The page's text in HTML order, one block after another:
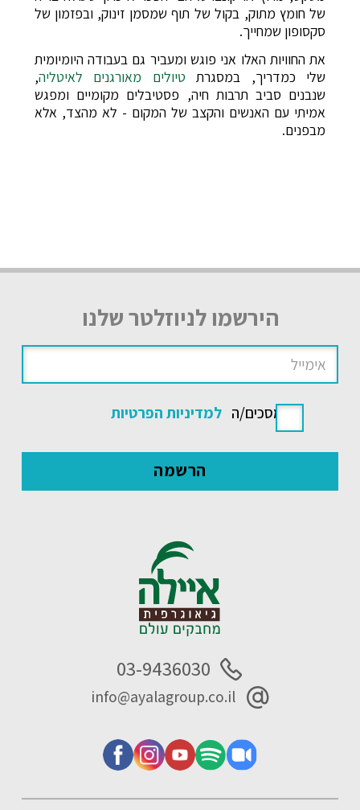
של חומץ מתוק, בקול של תוף שמסמן זינוק, ובפזמון של
סקסופון שמחייך.
את החוויות האלו אני פוגש ומעביר גם בעבודה היומיומית
שלי כמדריך, במסגרת טיולים מאורגנים לאיטליה,
שנבנים סביב תרבות חיה, פסטיבלים מקומיים ומפגש
אמיתי עם האנשים והקצב של המקום - לא מהצד, אלא
מבפנים.
הירשמו לניוזלטר שלנו
אני מסכים/ה למדיניות הפרטיות
03-9436030
info@ayalagroup.co.il